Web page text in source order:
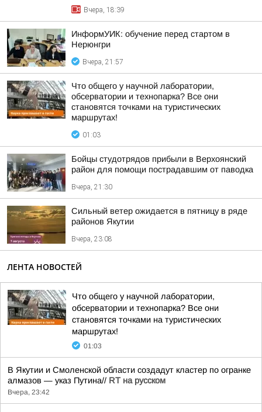
Вчера, 18:39
ИнформУИК: обучение перед стартом в
Нерюнгри
Вчера, 21:57
Что общего у научной лаборатории,
обсерватории и технопарка? Все они
становятся точками на туристических
маршрутах!
01:03
Бойцы студотрядов прибыли в Верхоянский
район для помощи пострадавшим от паводка
Вчера, 21:30
Сильный ветер ожидается в пятницу в ряде
районов Якутии
Вчера, 23:08
ЛЕНТА НОВОСТЕЙ
Что общего у научной лаборатории,
обсерватории и технопарка? Все они
становятся точками на туристических
маршрутах!
01:03
В Якутии и Смоленской области создадут кластер по огранке
алмазов — указ Путина// RT на русском
Вчера, 23:42